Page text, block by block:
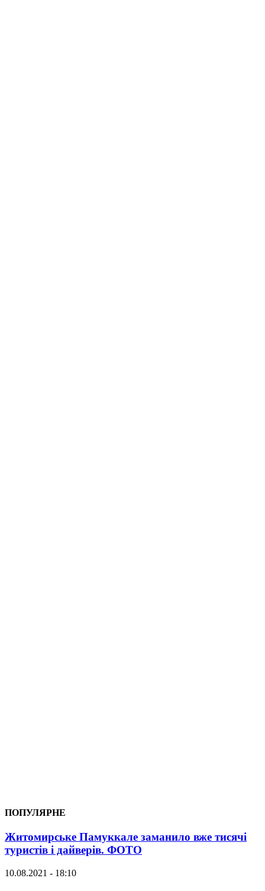
ПОПУЛЯРНЕ
Житомирське Памуккале заманило вже тисячі
туристів і дайверів. ФОТО
10.08.2021 - 18:10